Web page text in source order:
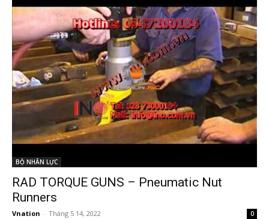
BỘ NHÂN LỰC
RAD TORQUE GUNS – Pneumatic Nut
Runners
Vnation - Tháng 5 14, 2022 0